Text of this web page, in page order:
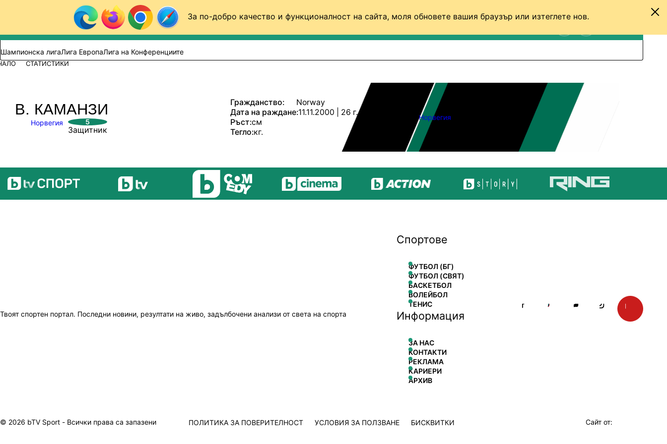
За по-добро качество и функционалност на сайта, моля обновете вашия браузър или изтеглете нов.
Към съдържанието
Търси в сайта
ВИДЕО ФУТБОЛ (БГ)
Шампионска лигаЛига ЕвропаЛига на Конференциите
СТАТИСТИКИ
В. КАМАНЗИ
Норвегия 5
Защитник
Гражданство:
Norway
Дата на раждане:11.11.2000 | 26 г.
Ръст:см
Тегло:кг.
Норвегия
Твоят спортен портал. Последни новини, резултати на живо, задълбочени анализи от света на спорта
Спортове
ФУТБОЛ (БГ)
ФУТБОЛ (СВЯТ)
БАСКЕТБОЛ
ВОЛЕЙБОЛ
ТЕНИС
Информация
ЗА НАС
КОНТАКТИ
РЕКЛАМА
КАРИЕРИ
АРХИВ
© 2026 bTV Sport - Всички права са запазени ПОЛИТИКА ЗА ПОВЕРИТЕЛНОСТ УСЛОВИЯ ЗА ПОЛЗВАНЕ БИСКВИТКИ Сайт от: